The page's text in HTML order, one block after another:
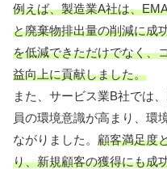
例えば、製造業A社は、
と廃棄物排出量の削減に成
を低減できただけでなく、
益向上に貢献しました。
また、サービス業B社では
員の環境意識が高まり、環
ながりました。 顧客満足度
り、新規顧客の獲得にも成